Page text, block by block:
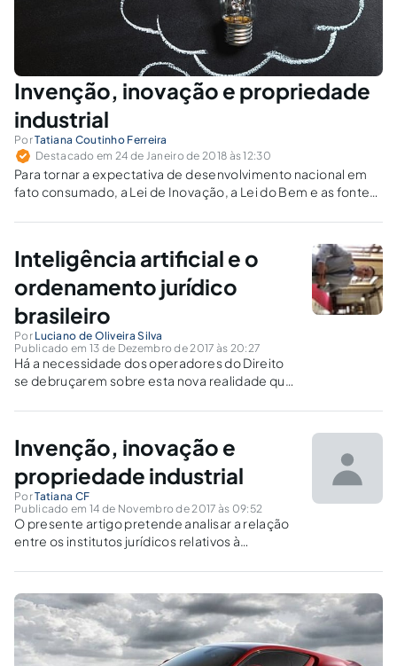
Invenção, inovação e propriedade
industrial
PorTatiana Coutinho Ferreira
Destacado em 24 de Janeiro de 2018 às 12:30
Para tornar a expectativa de desenvolvimento nacional em
fato consumado, a Lei de Inovação, a Lei do Bem e as fontes
setores produtivos e nas universidades.
Inteligência artificial e o
ordenamento jurídico
brasileiro
Por Luciano de Oliveira Silva
Publicado em 13 de Dezembro de 2017 às 20:27
Há a necessidade dos operadores do Direito
se debruçarem sobre esta nova realidade que
produção e criação.
Invenção, inovação e
propriedade industrial
PorTatiana CF
Publicado em 14 de Novembro de 2017 às 09:52
O presente artigo pretende analisar a relação
entre os institutos jurídicos relativos à
inovação tecnológica e os respectivos
arcabouços jurídicos, bem como a Lei de
Inovação e Lei do Bem.